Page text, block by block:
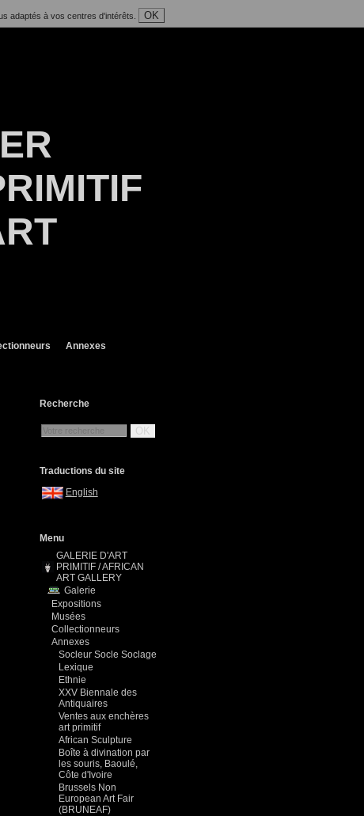
adaptés à vos centres d'intérêts. OK
Annexes
Recherche
OK
Traductions du site
English
Menu
GALERIE D'ART
PRIMITIF / AFRICAN
ART GALLERY
Galerie
Expositions
Musées
Collectionneurs
Annexes
Socleur Socle Soclage
Lexique
Ethnie
XXV Biennale des
Antiquaires
Ventes aux enchères
art primitif
African Sculpture
Boîte à divination par
les souris, Baoulé,
Côte d'Ivoire
Brussels Non
European Art Fair
(BRUNEAF)